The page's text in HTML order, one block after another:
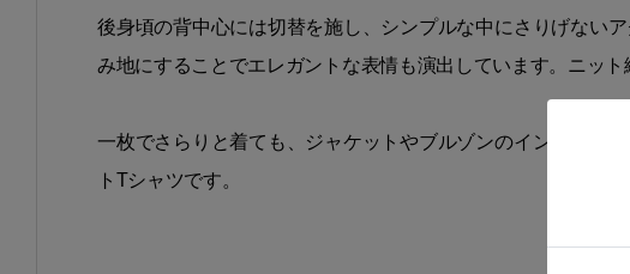
後身頃の背中心には切替を施し、シンプルな中にさりげない
み地にすることでエレガントな表情も演出しています。ニッ
一枚でさらりと着ても、ジャケットやブルゾンのインナーと
トTシャツです。